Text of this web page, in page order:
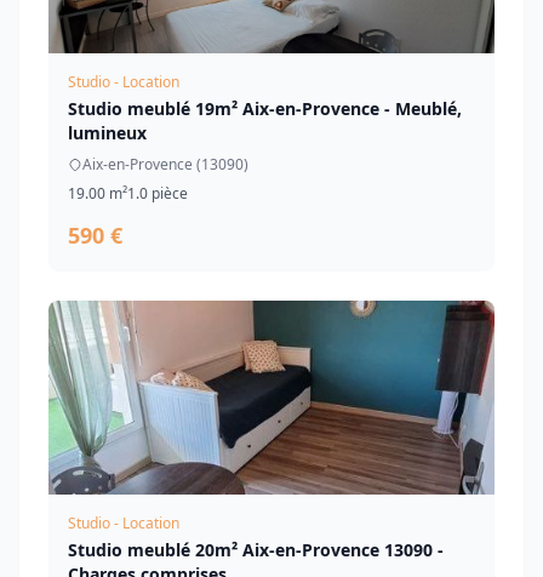
Studio - Location
Studio meublé 19m² Aix-en-Provence - Meublé,
lumineux
Aix-en-Provence (13090)
19.00 m²1.0 pièce
590 €
Studio - Location
Studio meublé 20m² Aix-en-Provence 13090 -